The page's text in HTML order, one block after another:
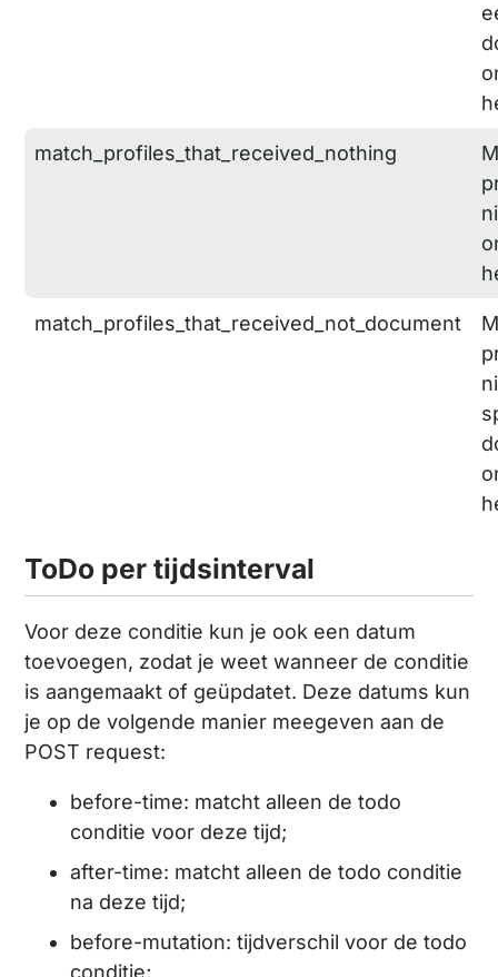
match_profiles_that_received_nothing
match_profiles_that_received_not_document
ToDo per tijdsinterval
Voor deze conditie kun je ook een datum
toevoegen, zodat je weet wanneer de conditie
is aangemaakt of geüpdatet. Deze datums kun
je op de volgende manier meegeven aan de
POST request:
before-time: matcht alleen de todo
conditie voor deze tijd;
after-time: matcht alleen de todo conditie
na deze tijd;
before-mutation: tijdverschil voor de todo
conditie;